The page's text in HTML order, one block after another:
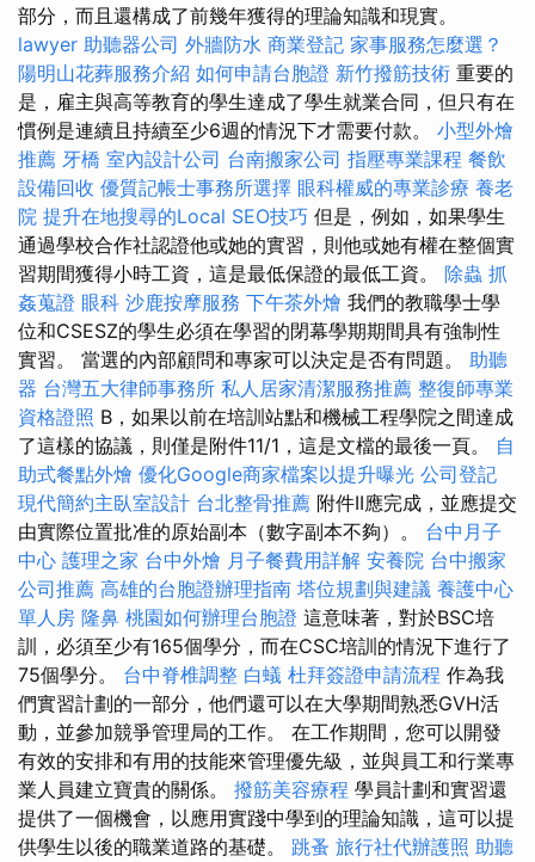
部分，而且還構成了前幾年獲得的理論知識和現實。
lawyer 助聽器公司 外牆防水 商業登記 家事服務怎麼選？
陽明山花葬服務介紹 如何申請台胞證 新竹撥筋技術 重要的
是，雇主與高等教育的學生達成了學生就業合同，但只有在
慣例是連續且持續至少6週的情況下才需要付款。 小型外燴
推薦 牙橋 室內設計公司 台南搬家公司 指壓專業課程 餐飲
設備回收 優質記帳士事務所選擇 眼科權威的專業診療 養老
院 提升在地搜尋的Local SEO技巧 但是，例如，如果學生
通過學校合作社認證他或她的實習，則他或她有權在整個實
習期間獲得小時工資，這是最低保證的最低工資。 除蟲 抓
姦蒐證 眼科 沙鹿按摩服務 下午茶外燴 我們的教職學士學
位和CSESZ的學生必須在學習的閉幕學期期間具有強制性
實習。 當選的內部顧問和專家可以決定是否有問題。 助聽
器 台灣五大律師事務所 私人居家清潔服務推薦 整復師專業
資格證照 B，如果以前在培訓站點和機械工程學院之間達成
了這樣的協議，則僅是附件11/1，這是文檔的最後一頁。 自
助式餐點外燴 優化Google商家檔案以提升曝光 公司登記
現代簡約主臥室設計 台北整骨推薦 附件II應完成，並應提交
由實際位置批准的原始副本（數字副本不夠）。 台中月子
中心 護理之家 台中外燴 月子餐費用詳解 安養院 台中搬家
公司推薦 高雄的台胞證辦理指南 塔位規劃與建議 養護中心
單人房 隆鼻 桃園如何辦理台胞證 這意味著，對於BSC培
訓，必須至少有165個學分，而在CSC培訓的情況下進行了
75個學分。 台中脊椎調整 白蟻 杜拜簽證申請流程 作為我
們實習計劃的一部分，他們還可以在大學期間熟悉GVH活
動，並參加競爭管理局的工作。 在工作期間，您可以開發
有效的安排和有用的技能來管理優先級，並與員工和行業專
業人員建立寶貴的關係。 撥筋美容療程 學員計劃和實習還
提供了一個機會，以應用實踐中學到的理論知識，這可以提
供學生以後的職業道路的基礎。 跳蚤 旅行社代辦護照 助聽